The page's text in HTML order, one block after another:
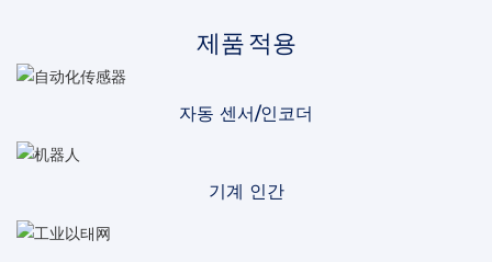
제품 적용
자동 센서/인코더
기계 인간